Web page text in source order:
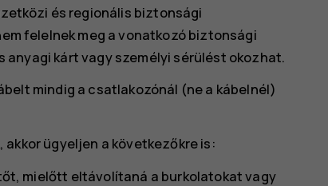
és regionális biztonsági
felelnek meg a vonatkozó biztonsági
kárt vagy személyi sérülést okozhat.
mindig a csatlakozónál (ne a kábelnél)
ügyeljen a következőkre is:
mielőtt eltávolítaná a burkolatokat vagy